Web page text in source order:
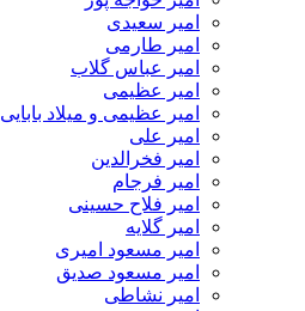
امیر سعیدی
امیر طارمی
امیر عباس گلاب
امیر عظیمی
امیر عظیمی و میلاد بابایی
امیر علی
امیر فخرالدین
امیر فرجام
امیر فلاح حسینی
امیر گلایه
امیر مسعود امیری
امیر مسعود صدیق
امیر نشاطی